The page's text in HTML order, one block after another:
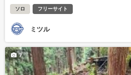
ソロ フリーサイト
ミツル
7